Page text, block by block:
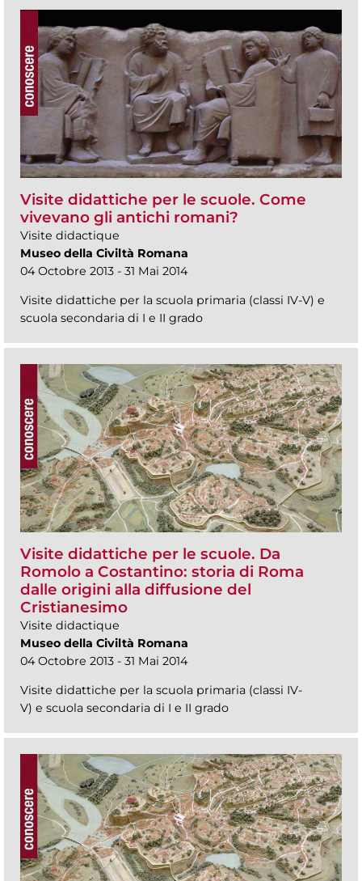
Visite didattiche per le scuole. Come
vivevano gli antichi romani?
Visite didactique
Museo della Civiltà Romana
04 Octobre 2013 - 31 Mai 2014
Visite didattiche per la scuola primaria (classi IV-V) e
scuola secondaria di I e II grado
Visite didattiche per le scuole. Da
Romolo a Costantino: storia di Roma
dalle origini alla diffusione del
Cristianesimo
Visite didactique
Museo della Civiltà Romana
04 Octobre 2013 - 31 Mai 2014
Visite didattiche per la scuola primaria (classi IV-
V) e scuola secondaria di I e II grado